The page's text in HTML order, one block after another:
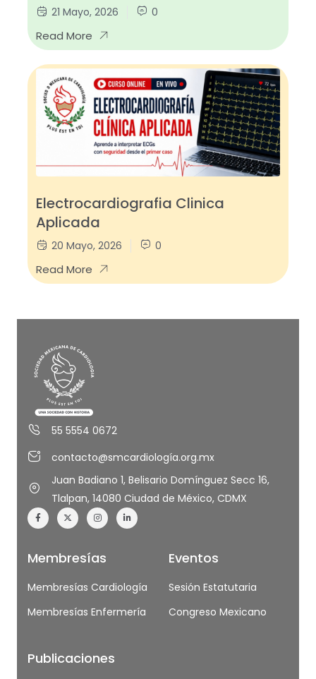
21 Mayo, 2026 0
Read More
Electrocardiografia Clinica
Aplicada
20 Mayo, 2026 0
Read More
55 5554 0672
contacto@smcardiología.org.mx
Juan Badiano 1, Belisario Domínguez Secc 16,
Tlalpan, 14080 Ciudad de México, CDMX
Membresías
Membresías Cardiología
Membresías Enfermería
Publicaciones
Eventos
Sesión Estatutaria
Congreso Mexicano